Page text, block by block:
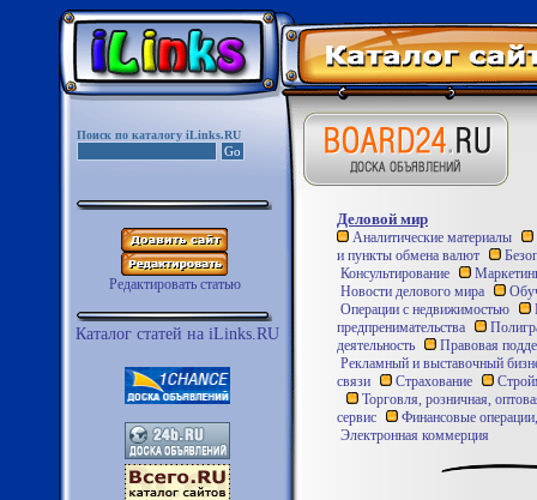
Поиск по каталогу iLinks.RU
Редактировать статью
Каталог статей на iLinks.RU
Деловой мир
Аналитические материалы
и пункты обмена валют
Консультирование
Новости делового мира
Операции с недвижимостью
предпренимательства
деятельность
Правовая
Рекламный и выставочный
связи
Страхование
Торговля, розничная,
сервис
Финансовые
Электронная коммерция